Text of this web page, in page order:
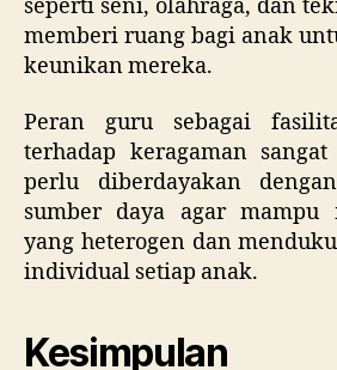
seperti seni, olahraga, dan
memberi ruang bagi anak
keunikan mereka.
Peran guru sebagai
terhadap keragaman
perlu diberdayakan
sumber daya agar mampu
yang heterogen dan
individual setiap anak.
Kesimpulan